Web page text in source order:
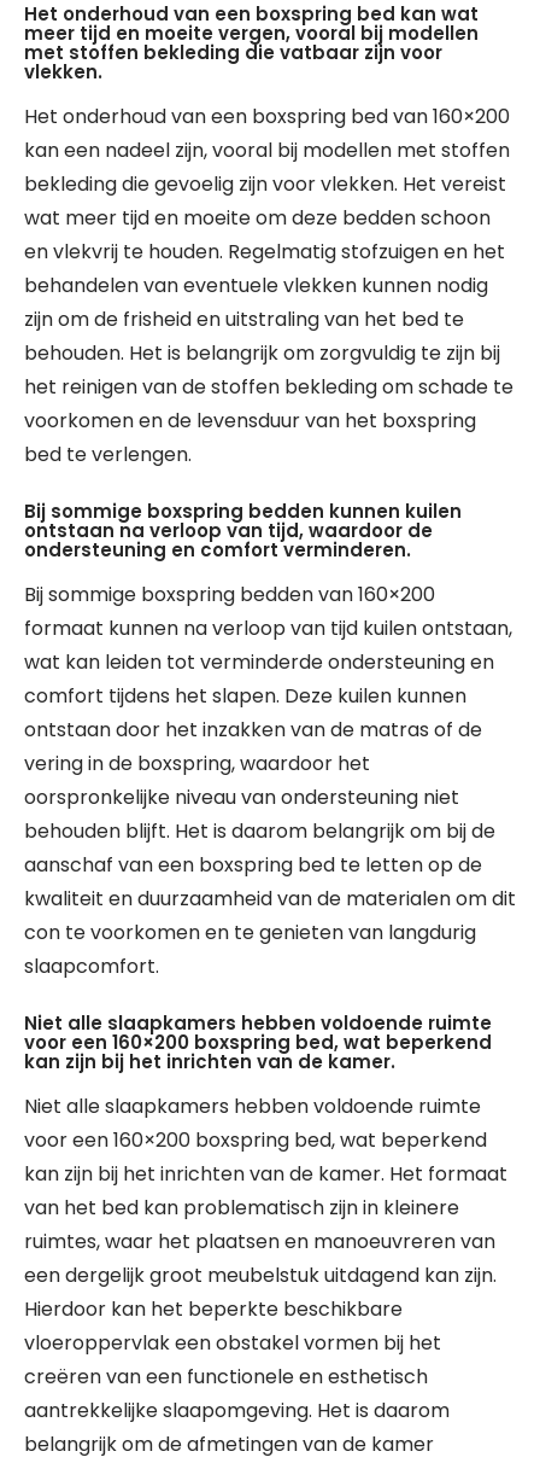
Het onderhoud van een boxspring bed kan wat
meer tijd en moeite vergen, vooral bij modellen
met stoffen bekleding die vatbaar zijn voor
vlekken.
Het onderhoud van een boxspring bed van 160×200
kan een nadeel zijn, vooral bij modellen met stoffen
bekleding die gevoelig zijn voor vlekken. Het vereist
wat meer tijd en moeite om deze bedden schoon
en vlekvrij te houden. Regelmatig stofzuigen en het
behandelen van eventuele vlekken kunnen nodig
zijn om de frisheid en uitstraling van het bed te
behouden. Het is belangrijk om zorgvuldig te zijn bij
het reinigen van de stoffen bekleding om schade te
voorkomen en de levensduur van het boxspring
bed te verlengen.
Bij sommige boxspring bedden kunnen kuilen
ontstaan na verloop van tijd, waardoor de
ondersteuning en comfort verminderen.
Bij sommige boxspring bedden van 160×200
formaat kunnen na verloop van tijd kuilen ontstaan,
wat kan leiden tot verminderde ondersteuning en
comfort tijdens het slapen. Deze kuilen kunnen
ontstaan door het inzakken van de matras of de
vering in de boxspring, waardoor het
oorspronkelijke niveau van ondersteuning niet
behouden blijft. Het is daarom belangrijk om bij de
aanschaf van een boxspring bed te letten op de
kwaliteit en duurzaamheid van de materialen om dit
con te voorkomen en te genieten van langdurig
slaapcomfort.
Niet alle slaapkamers hebben voldoende ruimte
voor een 160×200 boxspring bed, wat beperkend
kan zijn bij het inrichten van de kamer.
Niet alle slaapkamers hebben voldoende ruimte
voor een 160×200 boxspring bed, wat beperkend
kan zijn bij het inrichten van de kamer. Het formaat
van het bed kan problematisch zijn in kleinere
ruimtes, waar het plaatsen en manoeuvreren van
een dergelijk groot meubelstuk uitdagend kan zijn.
Hierdoor kan het beperkte beschikbare
vloeroppervlak een obstakel vormen bij het
creëren van een functionele en esthetisch
aantrekkelijke slaapomgeving. Het is daarom
belangrijk om de afmetingen van de kamer